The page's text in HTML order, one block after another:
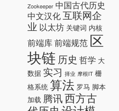
Zookeeper 中国古代历史
中文汉化 互联网企
业 以太坊 关键词 内核
前端库 前端规范 区
块链 历史 哲学 大
数据 实习 择业 摩根IT 栅
格系统 算法 罗马 脚本
加载 腾讯 西方古